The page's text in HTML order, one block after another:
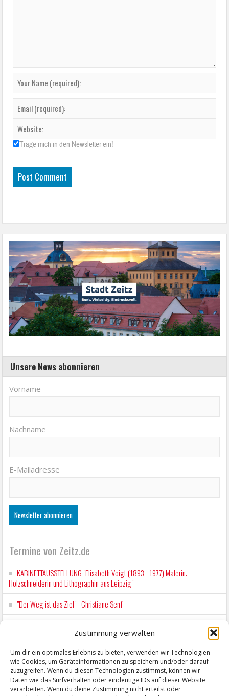
Zustimmung verwalten
Um dir ein optimales Erlebnis zu bieten, verwenden wir Technologien
wie Cookies, um Geräteinformationen zu speichern und/oder darauf
zuzugreifen. Wenn du diesen Technologien zustimmst, können wir
Daten wie das Surfverhalten oder eindeutige IDs auf dieser Website
verarbeiten. Wenn du deine Zustimmung nicht erteilst oder
Trage mich in den Newsletter ein!
Unsere News abonnieren
Vorname
Nachname
E-Mailadresse
Termine von Zeitz.de
KABINETTAUSSTELLUNG "Elisabeth Voigt (1893 - 1977) Malerin.
Holzschneiderin und Lithographin aus Leipzig"
"Der Weg ist das Ziel" - Christiane Senf
Mit der Drahtseilbahn zur ZENTRALSTATION